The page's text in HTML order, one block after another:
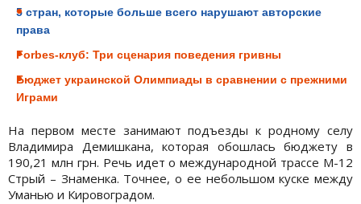
5 стран, которые больше всего нарушают авторские
права
Forbes-клуб: Три сценария поведения гривны
Бюджет украинской Олимпиады в сравнении с прежними
Играми
На первом месте занимают подъезды к родному селу
Владимира Демишкана, которая обошлась бюджету в
190,21 млн грн. Речь идет о международной трассе М-12
Стрый – Знаменка. Точнее, о ее небольшом куске между
Уманью и Кировоградом.